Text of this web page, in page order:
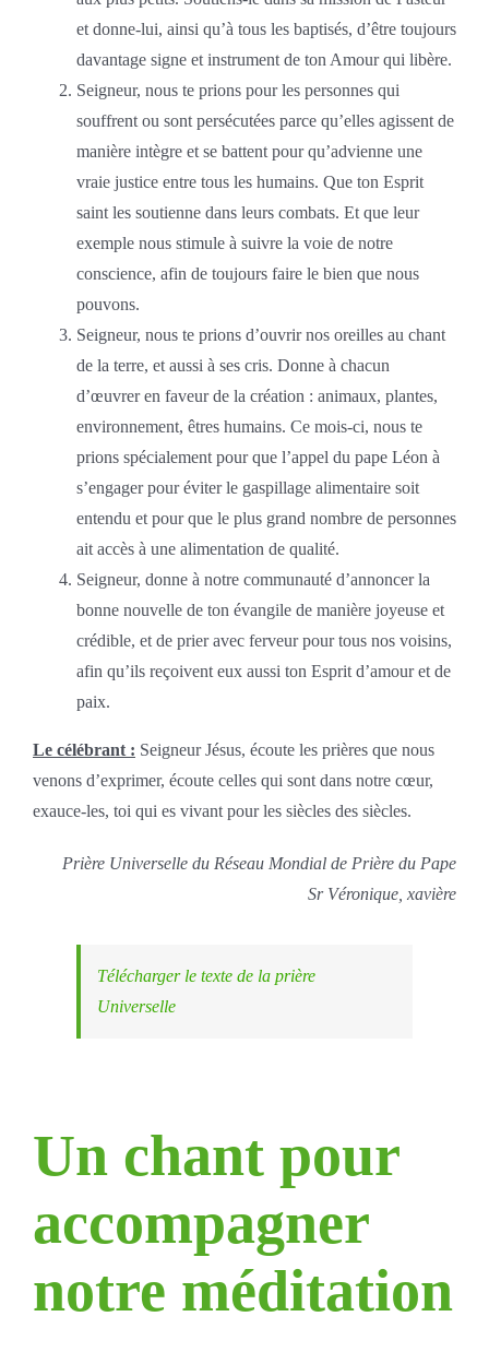
et donne-lui, ainsi qu’à tous les baptisés, d’être toujours
davantage signe et instrument de ton Amour qui libère.
Seigneur, nous te prions pour les personnes qui
souffrent ou sont persécutées parce qu’elles agissent de
manière intègre et se battent pour qu’advienne une
vraie justice entre tous les humains. Que ton Esprit
saint les soutienne dans leurs combats. Et que leur
exemple nous stimule à suivre la voie de notre
conscience, afin de toujours faire le bien que nous
pouvons.
Seigneur, nous te prions d’ouvrir nos oreilles au chant
de la terre, et aussi à ses cris. Donne à chacun
d’œuvrer en faveur de la création : animaux, plantes,
environnement, êtres humains. Ce mois-ci, nous te
prions spécialement pour que l’appel du pape Léon à
s’engager pour éviter le gaspillage alimentaire soit
entendu et pour que le plus grand nombre de personnes
ait accès à une alimentation de qualité.
Seigneur, donne à notre communauté d’annoncer la
bonne nouvelle de ton évangile de manière joyeuse et
crédible, et de prier avec ferveur pour tous nos voisins,
afin qu’ils reçoivent eux aussi ton Esprit d’amour et de
paix.
Le célébrant : Seigneur Jésus, écoute les prières que nous
venons d’exprimer, écoute celles qui sont dans notre cœur,
exauce-les, toi qui es vivant pour les siècles des siècles.
Prière Universelle du Réseau Mondial de Prière du Pape
Sr Véronique, xavière
Télécharger le texte de la prière
Universelle
Un chant pour
accompagner
notre méditation